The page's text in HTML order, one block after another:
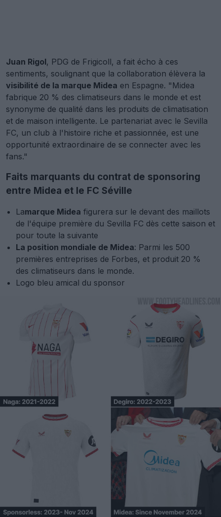
Juan Rigol, PDG de Frigicoll, a fait écho à ces
sentiments, soulignant que la collaboration élèvera la
visibilité de la marque Midea en Espagne. "Midea
fabrique 20 % des climatiseurs dans le monde et est
synonyme de qualité dans les produits de climatisation
et de maison intelligente. Le partenariat avec le Sevilla
FC, un club à l'histoire riche et passionnée, est une
opportunité extraordinaire de se connecter avec les
fans."
Faits marquants du contrat de sponsoring
entre Midea et le FC Séville
Lamarque Midea figurera sur le devant des maillots
de l'équipe première du Sevilla FC dès cette saison et
pour toute la suivante
La position mondiale de Midea: Parmi les 500
premières entreprises de Forbes, et produit 20 %
des climatiseurs dans le monde.
Logo bleu amical du sponsor